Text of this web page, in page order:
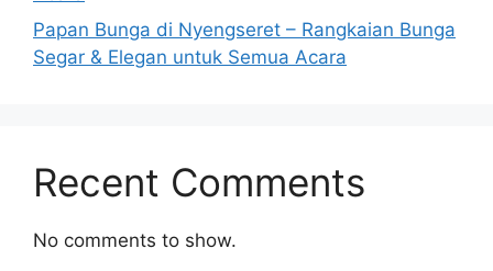
Papan Bunga di Nyengseret – Rangkaian Bunga
Segar & Elegan untuk Semua Acara
Recent Comments
No comments to show.